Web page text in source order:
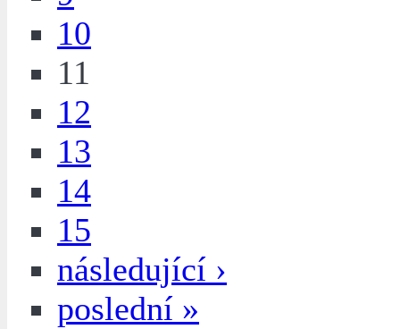
10
11
12
13
14
15
následující ›
poslední »